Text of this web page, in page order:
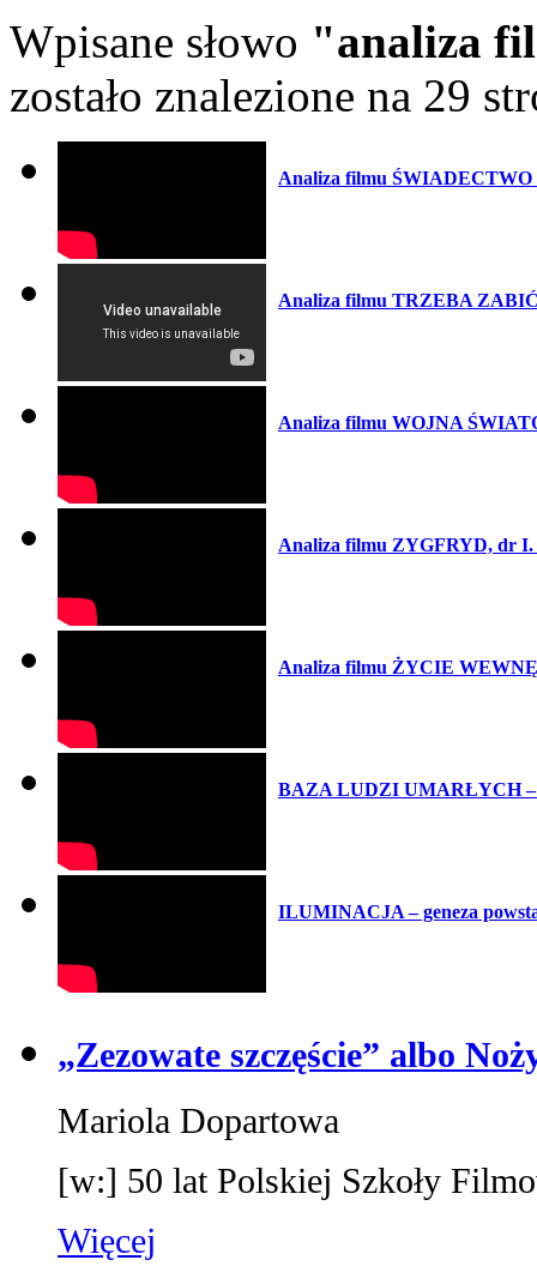
Wpisane słowo "analiza
zostało znalezione na 29
Analiza filmu
Analiza filmu TRZEBA
Analiza filmu WOJNA
Analiza filmu ZYGFRYD, dr
Analiza filmu ŻYCIE
BAZA LUDZI UMARŁYCH –
ILUMINACJA – geneza
„Zezowate szczęście” albo
Mariola Dopartowa
[w:] 50 lat Polskiej Szkoły
Więcej